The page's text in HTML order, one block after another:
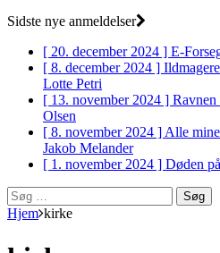
Sidste nye anmeldelser
[ 20. december 2024 ] E-
[ 8. december 2024 ]
Lotte Petri
[ 13. november 2024 ]
Olsen
[ 8. november 2024 ]Alle
Jakob Melander
[ 1. november 2024 ] Døden
Søg
efter:
Hjem kirke